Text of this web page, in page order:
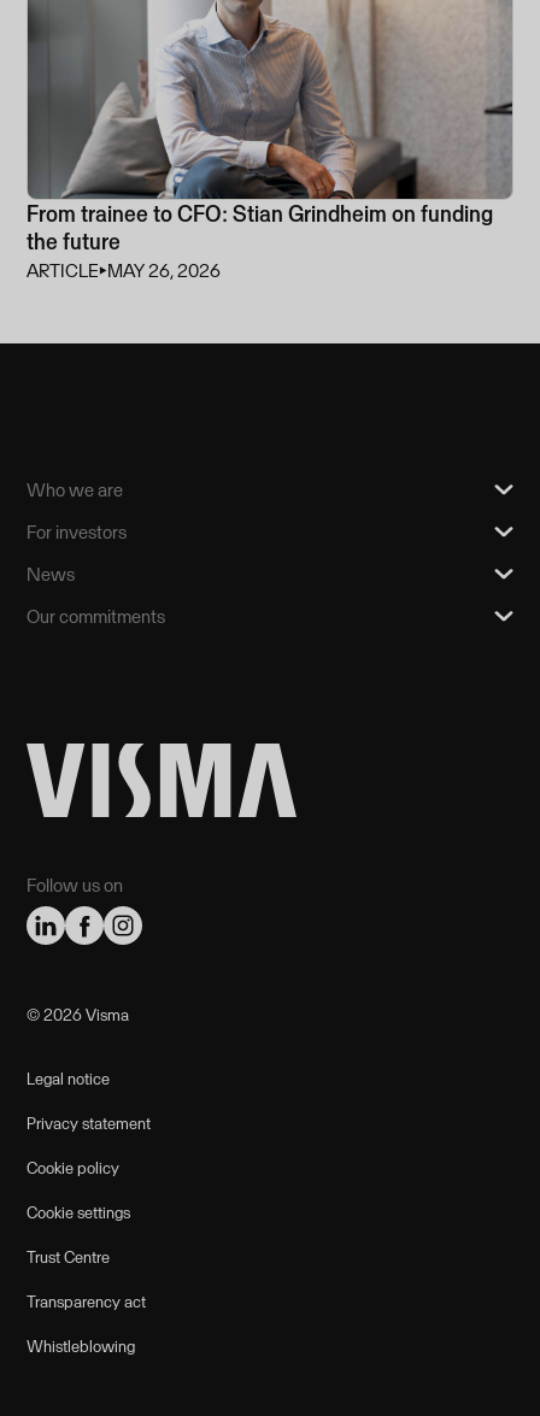
From trainee to CFO: Stian Grindheim on funding
the future
ARTICLE⏵MAY 26, 2026
Follow us on
Who we are
For investors
News
Our commitments
©️ 2026 Visma
Legal notice
Privacy statement
Cookie policy
Cookie settings
Trust Centre
Transparency act
Whistleblowing